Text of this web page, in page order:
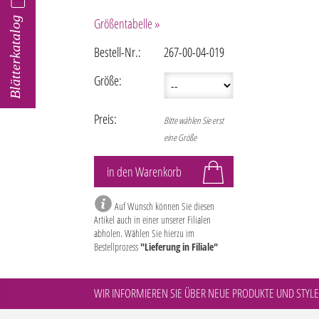
Blätterkatalog
Größentabelle »
Bestell-Nr.:
267-00-04-019
Größe:
Preis:
Bitte wählen Sie erst
eine Größe
Auf Wunsch können Sie diesen
Artikel auch in einer unserer Filialen
abholen. Wählen Sie hierzu im
Bestellprozess"Lieferung in Filiale"
WIR INFORMIEREN SIE ÜBER NEUE PRODUKTE UND